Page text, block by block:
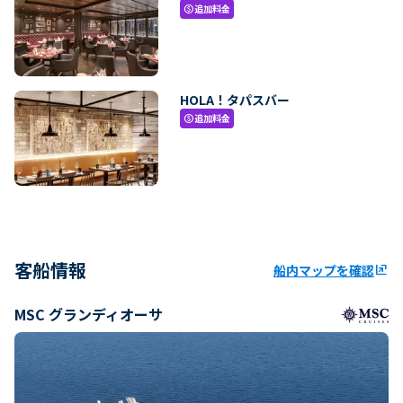
paid追加料金
HOLA！タパスバー
paid追加料金
客船情報 船内マップを確認ungroup
MSC グランディオーサ